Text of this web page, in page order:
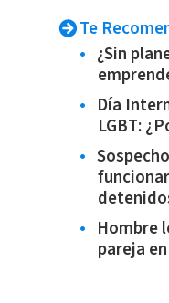
Te
¿Sin
Día
LGBT:
Hombre
pareja